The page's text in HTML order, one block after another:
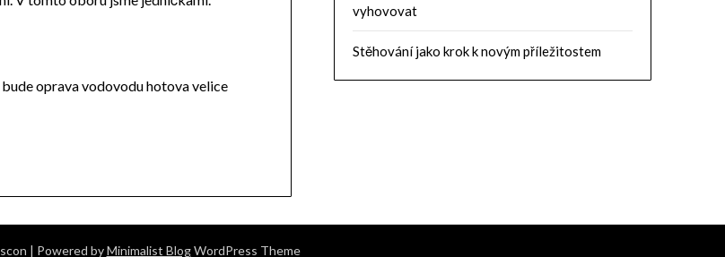
budeoprava vodovoduhotova velice
vyhovovat
Stěhování jako krok k novým příležitostem
| Powered byMinimalist BlogWordPress Theme